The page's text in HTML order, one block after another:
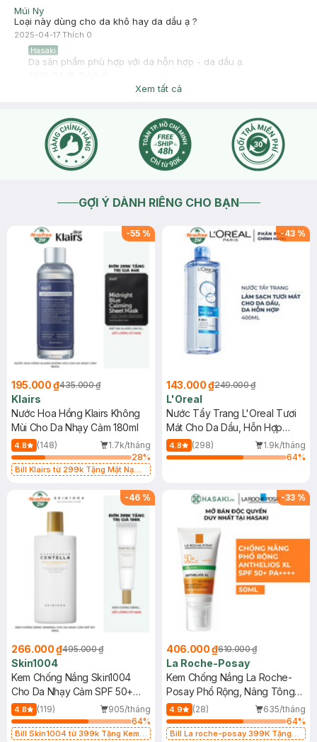
Múi Ny
Loại này dùng cho da khô hay da dầu ạ ?
2025-04-17 Thích 0
Hasaki
Dạ sản phẩm phù hợp với da hỗn hợp - da dầu ạ.
Xem tất cả
GỢI Ý DÀNH RIÊNG CHO BẠN
-55 %
195.000 ₫435.000 ₫
Klairs
Nước Hoa Hồng Klairs Không
Mùi Cho Da Nhạy Cảm 180ml
4.8 (148)
1.7k/tháng
28%
Bill Klairs từ 299k Tặng Mặt Nạ
25ml (SL Có Hạn)
-43 %
143.000 ₫249.000 ₫
L'Oreal
Nước Tẩy Trang L'Oreal Tươi
Mát Cho Da Dầu, Hỗn Hợp
400ml
4.8 (298)
1.9k/tháng
64%
-46 %
266.000 ₫495.000 ₫
Skin1004
Kem Chống Nắng Skin1004
Cho Da Nhạy Cảm SPF 50+
50ml
4.8 (119)
905/tháng
64%
Bill Skin1004 từ 399k Tặng Kem
-33 %
406.000 ₫610.000 ₫
La Roche-Posay
Kem Chống Nắng La Roche-
Posay Phổ Rộng, Nâng Tông
Kiềm Dầu 50ml
4.9 (28)
635/tháng
64%
Bill La roche-posay 399K Tặng